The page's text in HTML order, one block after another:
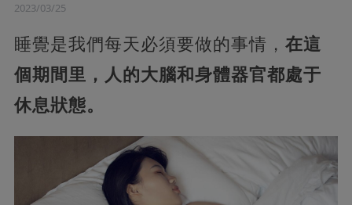
2023/03/25
睡覺是我們每天必須要做的事情， 在這
個期間里，人的大腦和身體器官都處于
休息狀態。